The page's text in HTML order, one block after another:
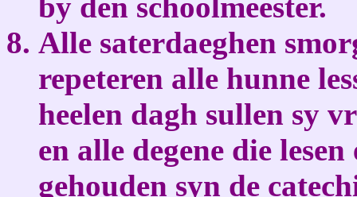
by den schoolmeester.
Alle saterdaeghen
repeteren alle hunne
heelen dagh sullen sy
en alle degene die
gehouden syn de